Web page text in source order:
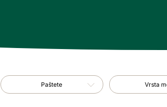
Vrsta proizvoda
Paštete
Vrsta mesa
Vrsta